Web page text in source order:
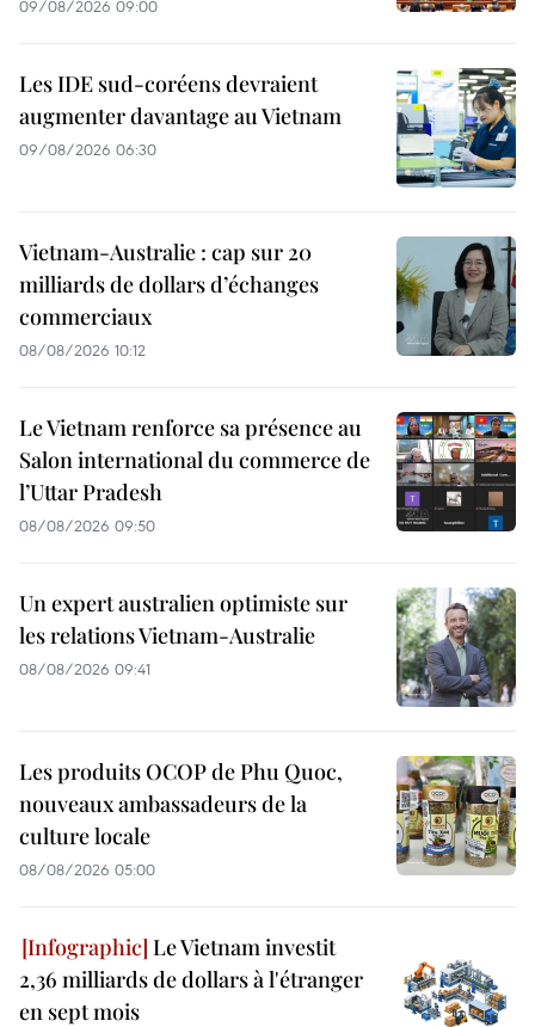
09/08/2026 09:00
Les IDE sud-coréens devraient
augmenter davantage au Vietnam
09/08/2026 06:30
Vietnam-Australie : cap sur 20
milliards de dollars d’échanges
commerciaux
08/08/2026 10:12
Le Vietnam renforce sa présence au
Salon international du commerce de
l’Uttar Pradesh
08/08/2026 09:50
Un expert australien optimiste sur
les relations Vietnam-Australie
08/08/2026 09:41
Les produits OCOP de Phu Quoc,
nouveaux ambassadeurs de la
culture locale
08/08/2026 05:00
Le Vietnam investit
2,36 milliards de dollars à l'étranger
en sept mois